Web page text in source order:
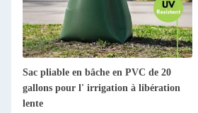
Sac pliable en bâche en PVC de 20
gallons pour l' irrigation à libération
lente